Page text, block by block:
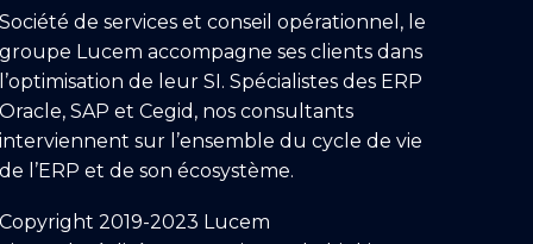
Société de services et conseil opérationnel, le
groupe Lucem accompagne ses clients dans
l’optimisation de leur SI. Spécialistes des ERP
Oracle, SAP et Cegid, nos consultants
interviennent sur l’ensemble du cycle de vie
de l’ERP et de son écosystème.
Copyright 2019-2023 Lucem